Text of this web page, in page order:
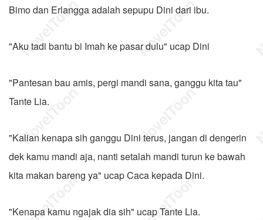
Bimo dan Erlangga adalah sepupu Dini dari ibu.
"Aku tadi bantu bi Imah ke pasar dulu" ucap Dini
"Pantesan bau amis, pergi mandi sana, ganggu kita tau"
Tante Lia.
"Kalian kenapa sih ganggu Dini terus, jangan di dengerin
dek kamu mandi aja, nanti setalah mandi turun ke bawah
kita makan bareng ya" ucap Caca kepada Dini.
"Kenapa kamu ngajak dia sih" ucap Tante Lia.